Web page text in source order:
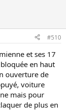
#510
et ses 17
en haut
ouverture de
voiture
mais pour
de plus en